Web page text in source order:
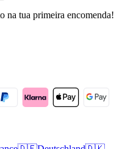
na tua primeira encomenda!